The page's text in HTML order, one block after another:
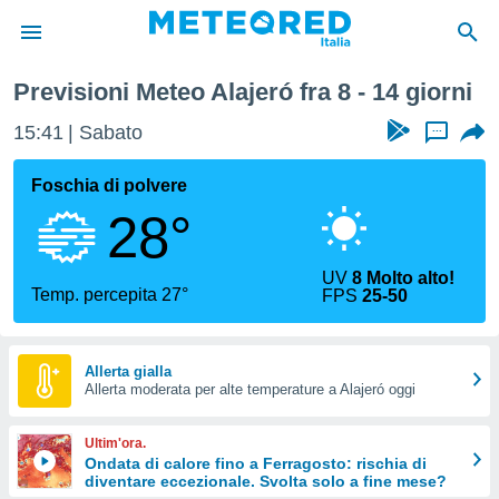
di
per
le
di
Web
le
Previsioni Meteo Alajeró fra 8 - 14 giorni
15:41 Sabato ...
Foschia di polvere
28°
Temp. percepita 27°
UV8 Molto alto!
FPS25-50
Allerta gialla
Allerta moderata per alte temperature a Alajeró oggi
Ultim'ora.
Ondata di calore fino a Ferragosto: rischia di
diventare eccezionale. Svolta solo a fine mese?